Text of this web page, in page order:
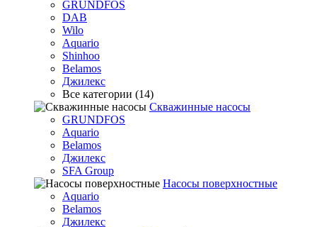
GRUNDFOS
DAB
Wilo
Aquario
Shinhoo
Belamos
Джилекс
Все категории (14)
Скважинные насосы
GRUNDFOS
Aquario
Belamos
Джилекс
SFA Group
Насосы поверхностные
Aquario
Belamos
Джилекс